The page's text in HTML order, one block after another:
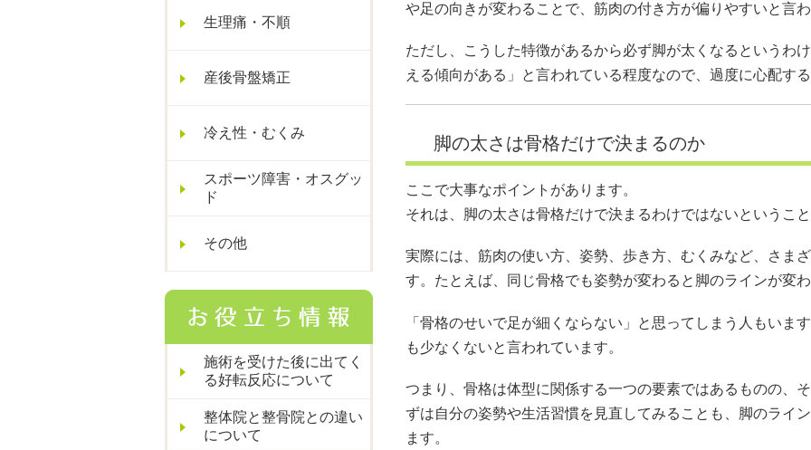
生理痛・不順
産後骨盤矯正
冷え性・むくみ
スポーツ障害・オスグッ
ド
その他
施術を受けた後に出てく
る好転反応について
整体院と整骨院との違い
について
や足の向きが変わることで、筋肉の付き方が偏りやすいと言わ
ただし、こうした特徴があるから必ず脚が太くなるというわ
える傾向がある」と言われている程度なので、過度に心配す
脚の太さは骨格だけで決まるのか
ここで大事なポイントがあります。
それは、脚の太さは骨格だけで決まるわけではないということ
実際には、筋肉の使い方、姿勢、歩き方、むくみなど、さま
す。たとえば、同じ骨格でも姿勢が変わると脚のラインが変
「骨格のせいで足が細くならない」と思ってしまう人もいま
も少なくないと言われています。
つまり、骨格は体型に関係する一つの要素ではあるものの、
ずは自分の姿勢や生活習慣を見直してみることも、脚のライ
ます。